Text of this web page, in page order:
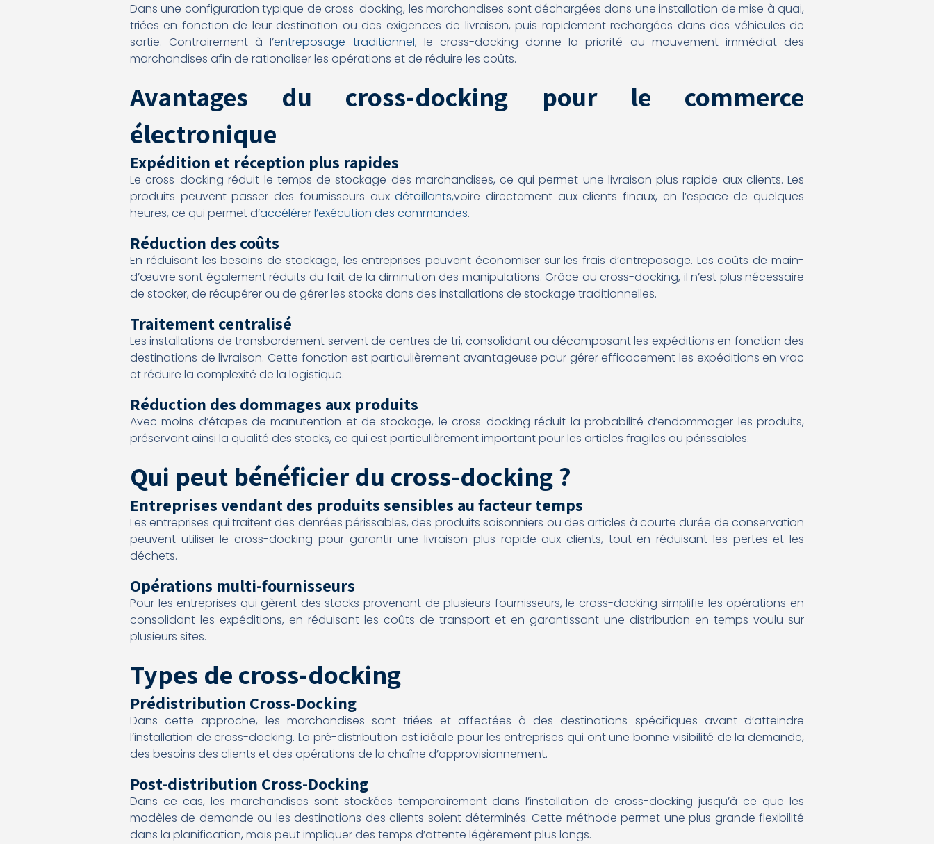
Dans une configuration typique de cross-docking, les marchandises sont déchargées dans une installation de mise à quai,
triées en fonction de leur destination ou des exigences de livraison, puis rapidement rechargées dans des véhicules de
sortie. Contrairement à l’entreposage traditionnel, le cross-docking donne la priorité au mouvement immédiat des
marchandises afin de rationaliser les opérations et de réduire les coûts.
Avantages du cross-docking pour le commerce
électronique
Expédition et réception plus rapides
Le cross-docking réduit le temps de stockage des marchandises, ce qui permet une livraison plus rapide aux clients. Les
produits peuvent passer des fournisseurs auxdétaillants,voire directement aux clients finaux, en l’espace de quelques
heures, ce qui permet d’accélérer l’exécution des commandes.
Réduction des coûts
En réduisant les besoins de stockage, les entreprises peuvent économiser sur les frais d’entreposage. Les coûts de main-
d’œuvre sont également réduits du fait de la diminution des manipulations. Grâce au cross-docking, il n’est plus nécessaire
de stocker, de récupérer ou de gérer les stocks dans des installations de stockage traditionnelles.
Traitement centralisé
Les installations de transbordement servent de centres de tri, consolidant ou décomposant les expéditions en fonction des
destinations de livraison. Cette fonction est particulièrement avantageuse pour gérer efficacement les expéditions en vrac
et réduire la complexité de la logistique.
Réduction des dommages aux produits
Avec moins d’étapes de manutention et de stockage, le cross-docking réduit la probabilité d’endommager les produits,
préservant ainsi la qualité des stocks, ce qui est particulièrement important pour les articles fragiles ou périssables.
Qui peut bénéficier du cross-docking ?
Entreprises vendant des produits sensibles au facteur temps
Les entreprises qui traitent des denrées périssables, des produits saisonniers ou des articles à courte durée de conservation
peuvent utiliser le cross-docking pour garantir une livraison plus rapide aux clients, tout en réduisant les pertes et les
déchets.
Opérations multi-fournisseurs
Pour les entreprises qui gèrent des stocks provenant de plusieurs fournisseurs, le cross-docking simplifie les opérations en
consolidant les expéditions, en réduisant les coûts de transport et en garantissant une distribution en temps voulu sur
plusieurs sites.
Types de cross-docking
Prédistribution Cross-Docking
Dans cette approche, les marchandises sont triées et affectées à des destinations spécifiques avant d’atteindre
l’installation de cross-docking. La pré-distribution est idéale pour les entreprises qui ont une bonne visibilité de la demande,
des besoins des clients et des opérations de la chaîne d’approvisionnement.
Post-distribution Cross-Docking
Dans ce cas, les marchandises sont stockées temporairement dans l’installation de cross-docking jusqu’à ce que les
modèles de demande ou les destinations des clients soient déterminés. Cette méthode permet une plus grande flexibilité
dans la planification, mais peut impliquer des temps d’attente légèrement plus longs.